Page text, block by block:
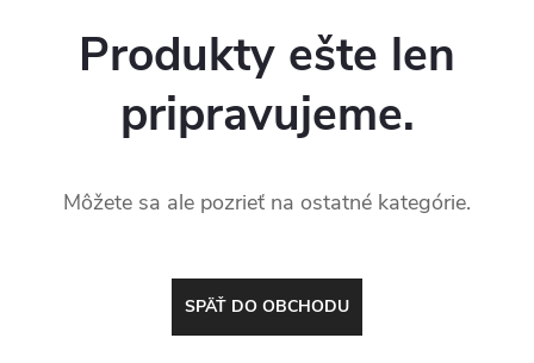
Produkty ešte len
pripravujeme.
Môžete sa ale pozrieť na ostatné kategórie.
SPÄŤ DO OBCHODU